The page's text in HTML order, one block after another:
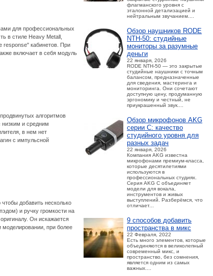
флагманского уровня с
эталонной детализацией и
нейтральным звучанием....
Обзор наушников RODE
NTH-50: студийные
мониторы за разумные
деньги
22 января, 2026
RODE NTH-50 — это закрытые
студийные наушники с точным
балансом, предназначенные
для сведения, мастеринга и
мониторинга. Они сочетают
доступную цену, продуманную
эргономику и честный, не
приукрашенный звук....
Обзор микрофонов AKG
серии C: качество
студийного уровня для
разных задач
22 января, 2026
Компания AKG известна
микрофонами премиум-класса,
которые десятилетиями
используются в
профессиональных студиях.
Серия AKG C объединяет
модели для вокала,
инструментов и живых
выступлений. Разберёмся, что
отличает...
9 способов добавить
пространства в микс
22 Февраля, 2022
Есть много элементов, которые
объединяются в великолепный
современный микс, и
пространство, без сомнения,
является одним из самых
важных....
для профессиональных
в стиле Heavy Metall,
response" кабинетов. При
включает в себя модуль
алгоритмов
низким и средним
в нем нет
с импульсной
добавить несколько
и ручку громкости на
Он искажается
моделировании, при более